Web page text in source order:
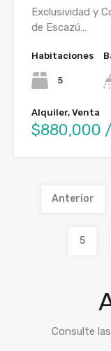
Exclusividad y
de Escazú…
Habitaciones
5
Alquiler, Venta
$880,000
Anterior
5
Consulte